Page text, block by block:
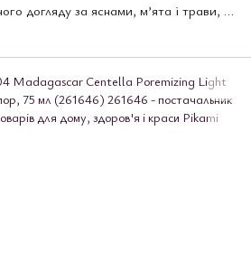
Зубна паста для щоденного догляду за яснами, м’ята і трави, Dental Systema EX, Lion, 130 г (268925)